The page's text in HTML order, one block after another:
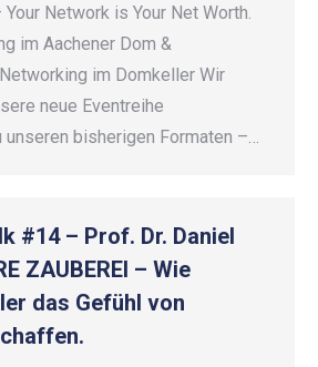
Network is Your Net Worth.
im Aachener Dom &
im Domkeller Wir
neue Eventreihe
unseren bisherigen Formaten –…
#14 – Prof. Dr. Daniel
ZAUBEREI – Wie
das Gefühl von